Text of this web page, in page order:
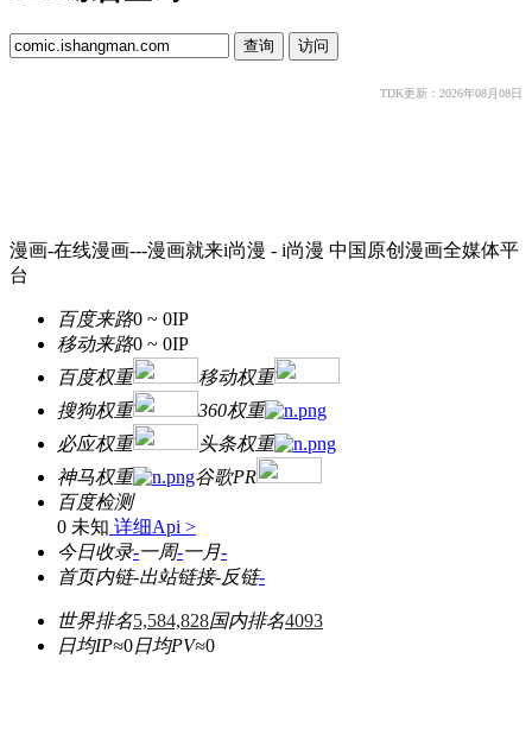
TDK更新：2026年08月08日
漫画-在线漫画---漫画就来i尚漫 - i尚漫 中国原创漫画全媒体平
台
百度来路0 ~ 0IP
移动来路0 ~ 0IP
百度权重
移动权重
搜狗权重
360权重
必应权重
头条权重
神马权重
谷歌PR
百度检测
0 未知 详细Api >
今日收录-一周-一月-
首页内链-出站链接-反链-
世界排名5,584,828国内排名4093
日均IP≈0日均PV≈0